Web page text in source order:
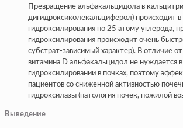
Превращение альфакальцидола в
дигидроксиколекальциферол) происходит
гидроксилирования по 25 атому углерода,
гидроксилирования происходит очень
субстрат-зависимый характер). В отличие от
витамина D альфакальцидол не нуждается в
гидроксилировании в почках, поэтому
пациентов со сниженной активностью
гидроксилазы (патология почек, пожилой
Выведение